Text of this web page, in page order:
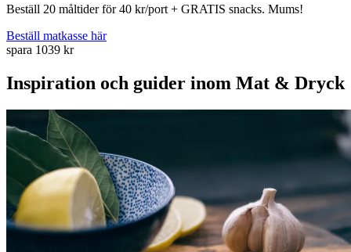
Beställ 20 måltider för 40 kr/port + GRATIS snacks. Mums!
Beställ matkasse här
spara 1039 kr
Inspiration och guider inom Mat & Dryck